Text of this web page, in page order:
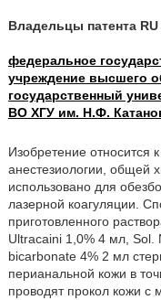
Владельцы патента RU
федеральное
учреждение высшего
государственный
ВО ХГУ им. Н.Ф.
Изобретение относится
анестезиологии, общей
использовано для
лазерной коагуляции.
приготовленного
Ultracaini 1,0% 4 мл, Sol.
bicarbonate 4% 2 мл
перианальной кожи в
проводят прокол кожи с